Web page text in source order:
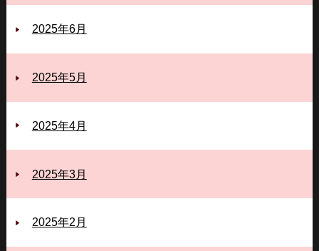
2025年6月
2025年5月
2025年4月
2025年3月
2025年2月